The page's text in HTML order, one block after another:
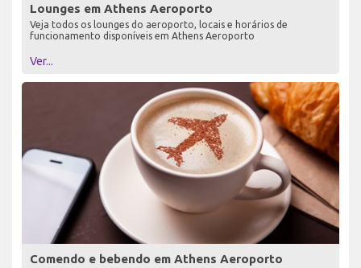
Lounges em Athens Aeroporto
Veja todos os lounges do aeroporto, locais e horários de
funcionamento disponíveis em Athens Aeroporto
Ver...
Comendo e bebendo em Athens Aeroporto